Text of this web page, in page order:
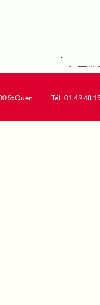
St Ouen
Tél : 01 49 48